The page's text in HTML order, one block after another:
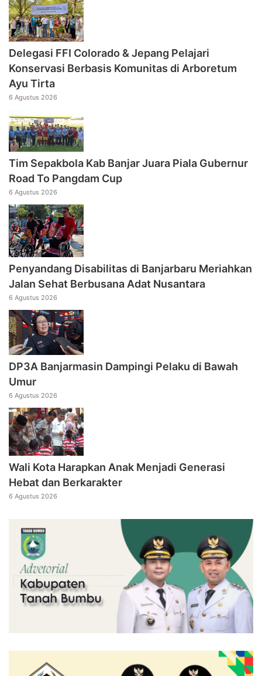
Delegasi FFI Colorado & Jepang Pelajari
Konservasi Berbasis Komunitas di Arboretum
Ayu Tirta
6 Agustus 2026
Tim Sepakbola Kab Banjar Juara Piala Gubernur
Road To Pangdam Cup
6 Agustus 2026
Penyandang Disabilitas di Banjarbaru Meriahkan
Jalan Sehat Berbusana Adat Nusantara
6 Agustus 2026
DP3A Banjarmasin Dampingi Pelaku di Bawah
Umur
6 Agustus 2026
Wali Kota Harapkan Anak Menjadi Generasi
Hebat dan Berkarakter
6 Agustus 2026